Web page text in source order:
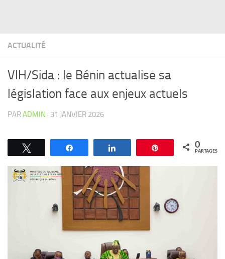
ACTUALITÉ
VIH/Sida : le Bénin actualise sa
législation face aux enjeux actuels
PARADMIN · 31 JANVIER 2026
Épingle 0
PARTAGES